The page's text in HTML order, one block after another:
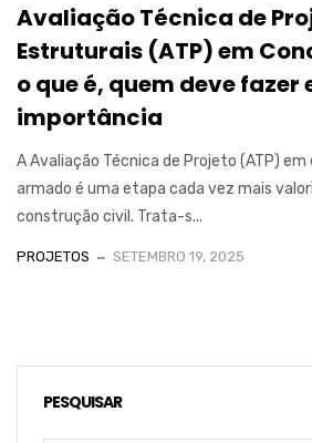
Avaliação Técnica de
Estruturais (ATP) em
o que é, quem deve fazer
importância
A Avaliação Técnica de Projeto (ATP)
armado é uma etapa cada vez mais
construção civil. Trata-s...
PROJETOS SETEMBRO 19, 2025
PESQUISAR